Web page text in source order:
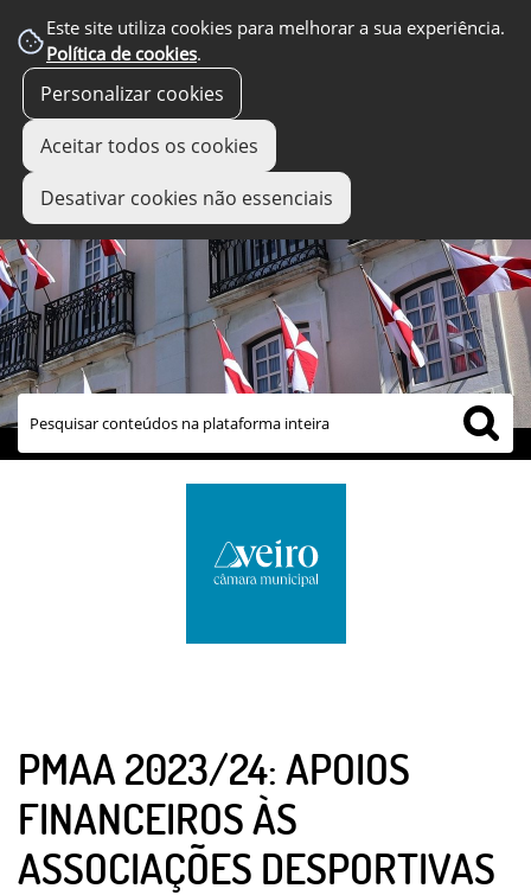
Este site utiliza cookies para melhorar a sua experiência.
Política de cookies.
Personalizar cookies
Aceitar todos os cookies
Desativar cookies não essenciais
links úteis
PMAA 2023/24: APOIOS
FINANCEIROS ÀS
ASSOCIAÇÕES DESPORTIVAS